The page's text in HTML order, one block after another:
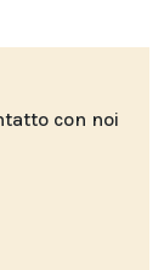
con noi